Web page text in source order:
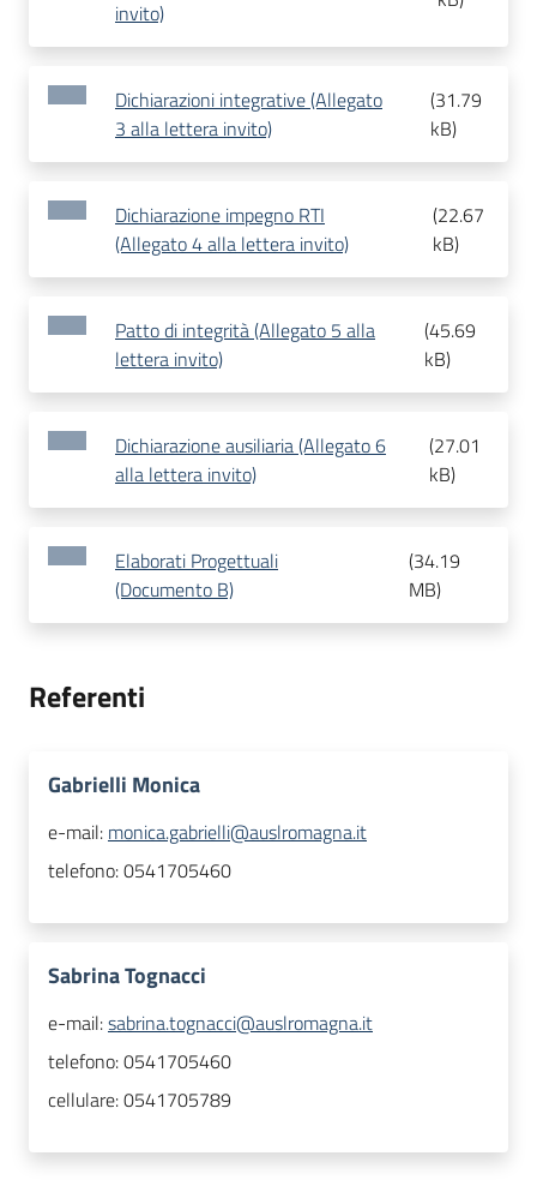
invito)
Dichiarazioni integrative (Allegato
3 alla lettera invito)
(31.79
kB)
Dichiarazione impegno RTI
(Allegato 4 alla lettera invito)
(22.67
kB)
Patto di integrità (Allegato 5 alla
lettera invito)
(45.69
kB)
Dichiarazione ausiliaria (Allegato 6
alla lettera invito)
(27.01
kB)
Elaborati Progettuali
(Documento B)
(34.19
MB)
Referenti
Gabrielli Monica
e-mail: monica.gabrielli@auslromagna.it
telefono:0541705460
Sabrina Tognacci
e-mail:sabrina.tognacci@auslromagna.it
telefono:0541705460
cellulare:0541705789